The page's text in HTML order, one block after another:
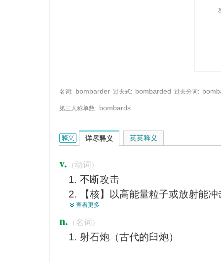
名词: bombarder 过去式: bombarded 过去分词:
第三人称单数: bombards
bombard的英文翻译是什么意思，词典释义与在线
详尽释义
v. (动词)
不断攻击
【核】以高能量粒子或放射能冲
轰炸
痛斥
炮击
查看更多
n. (名词)
射石炮（古代的臼炮）
英英释义